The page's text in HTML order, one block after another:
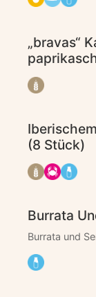
„bravas“
(8 Stück)
Burrata
Burrata und